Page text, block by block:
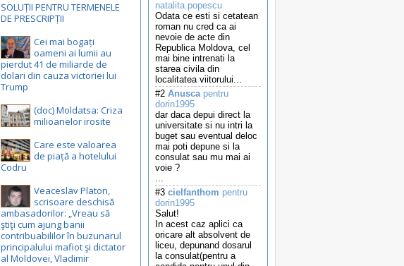
natalita.popescu
Odata ce esti si cetatean
roman nu cred ca ai
nevoie de acte din
Republica Moldova, cel
mai bine intrenati la
starea civila din
localitatea viitorului...
#2 Anuscapentru
dorin1995
dar daca depui direct la
universitate si nu intri la
buget sau eventual deloc
mai poti depune si la
consulat sau mu mai ai
voie ?
...
#3 cielfanthom pentru
dorin1995
Salut!
In acest caz aplici ca
oricare alt absolvent de
liceu, depunand dosarul
la consulat(pentru a
SOLUȚII PENTRU TERMENELE
DE PRESCRIPȚII
Cei mai bogați
oameni ai lumii au
pierdut 41 de miliarde de
dolari din cauza victoriei lui
Trump
(doc) Moldatsa: Criza
milioanelor irosite
Care este valoarea
de piață a hotelului
Codru
Veaceslav Platon,
scrisoare deschisă
ambasadorilor: „Vreau să
ştiţi cum ajung banii
contribuabililor în buzunarul
principalului mafiot şi dictator
al Moldovei, Vladimir